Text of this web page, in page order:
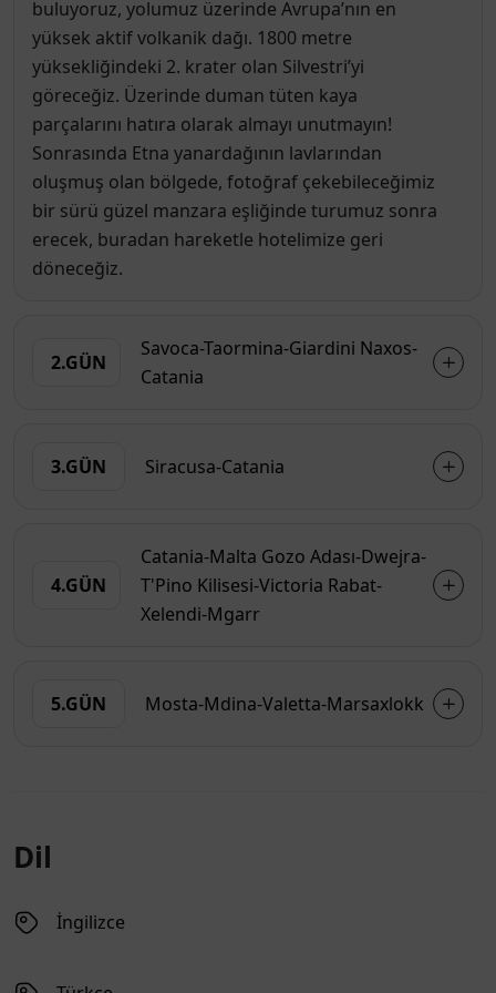
buluyoruz, yolumuz üzerinde Avrupa’nın en
yüksek aktif volkanik dağı. 1800 metre
yüksekliğindeki 2. krater olan Silvestri’yi
göreceğiz. Üzerinde duman tüten kaya
parçalarını hatıra olarak almayı unutmayın!
Sonrasında Etna yanardağının lavlarından
oluşmuş olan bölgede, fotoğraf çekebileceğimiz
bir sürü güzel manzara eşliğinde turumuz sonra
erecek, buradan hareketle hotelimize geri
döneceğiz.
2.GÜN
Savoca-Taormina-Giardini Naxos-
Catania
3.GÜN Siracusa-Catania
4.GÜN
Catania-Malta Gozo Adası-Dwejra-
T'Pino Kilisesi-Victoria Rabat-
Xelendi-Mgarr
5.GÜN Mosta-Mdina-Valetta-Marsaxlokk
Dil
İngilizce